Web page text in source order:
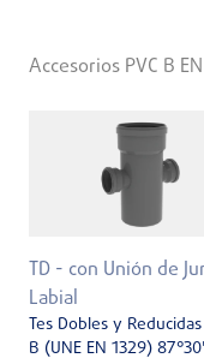
Accesorios PVC B
TD - con Unión de
Labial
Tes Dobles y
B (UNE EN 1329)